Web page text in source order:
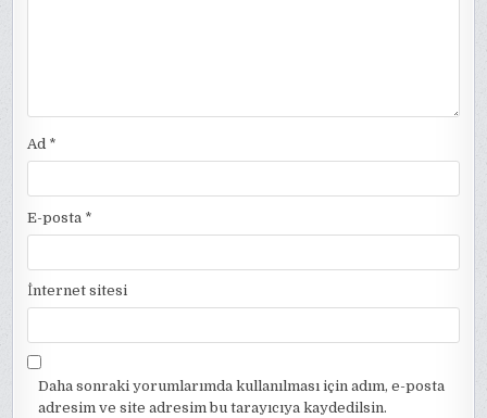
Ad *
E-posta *
İnternet sitesi
Daha sonraki yorumlarımda kullanılması için adım, e-posta
adresim ve site adresim bu tarayıcıya kaydedilsin.